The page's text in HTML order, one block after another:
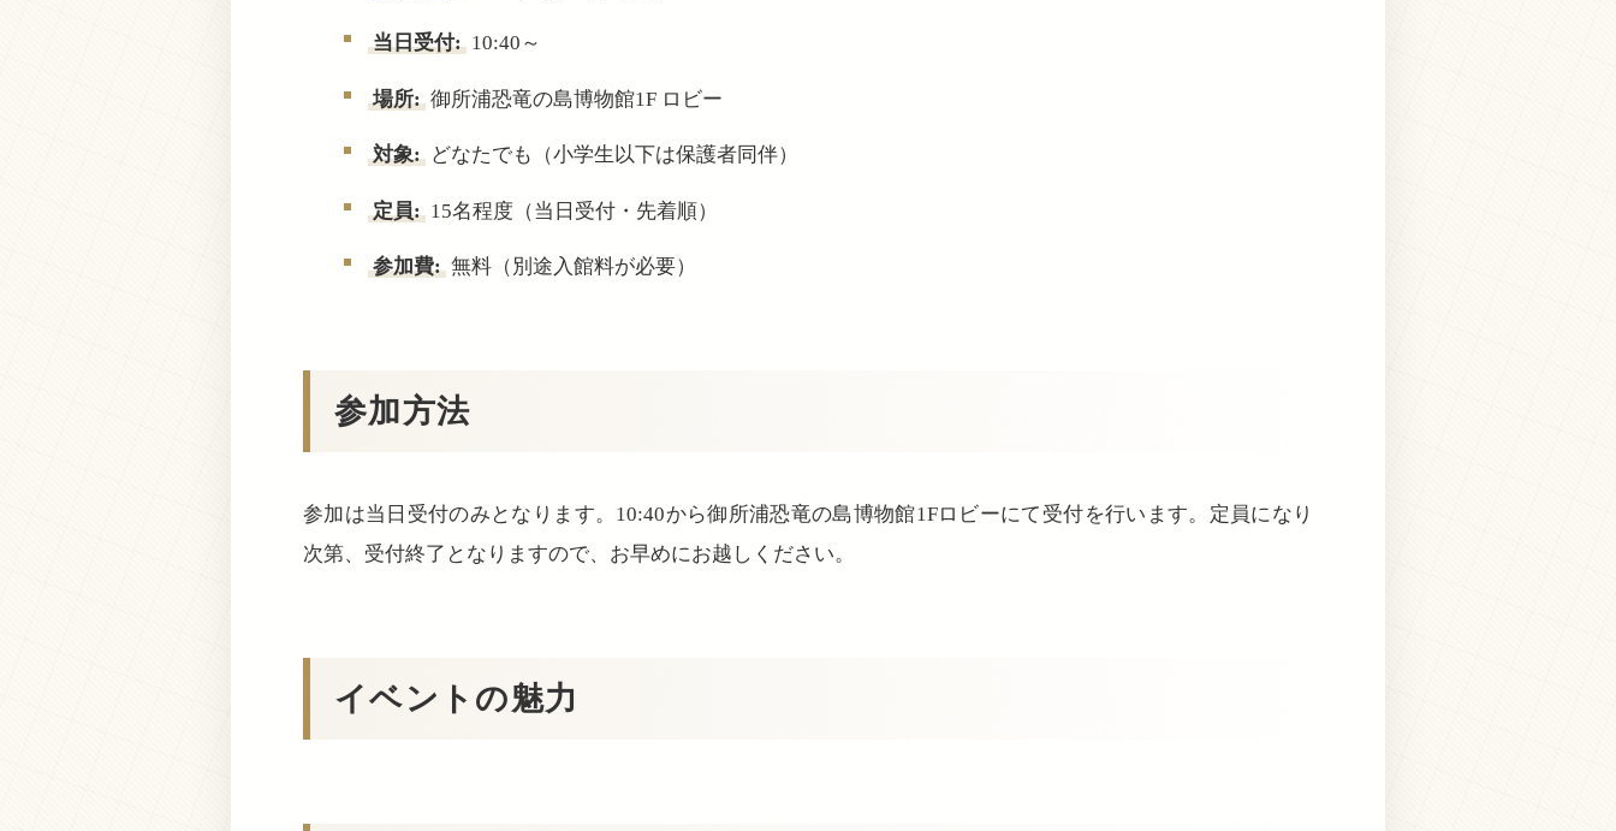
当日受付: 10:40～
場所: 御所浦恐竜の島博物館1F ロビー
対象: どなたでも（小学生以下は保護者同伴）
定員: 15名程度（当日受付・先着順）
参加費: 無料（別途入館料が必要）
参加方法
参加は当日受付のみとなります。10:40から御所浦恐竜の島博物館1Fロビーにて受付を行います。定員になり
次第、受付終了となりますので、お早めにお越しください。
イベントの魅力